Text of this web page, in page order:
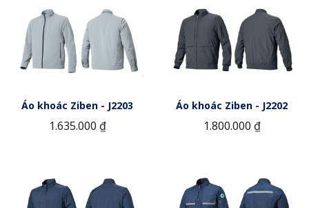
Áo khoác Ziben - J2203
1.635.000 ₫
Áo khoác Ziben - J2202
1.800.000 ₫